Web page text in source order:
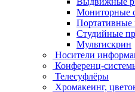
Мониторные
Портативные
Студийные
Мультискрин
Носители
Конференц-
Телесуфлёры
Хромакеинг,